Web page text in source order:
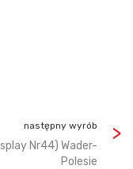
następny wyrób
Nr44) Wader-
Polesie